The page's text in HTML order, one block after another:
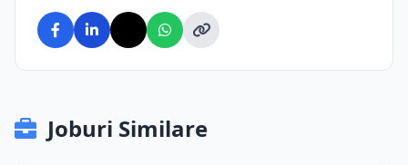
Joburi Similare